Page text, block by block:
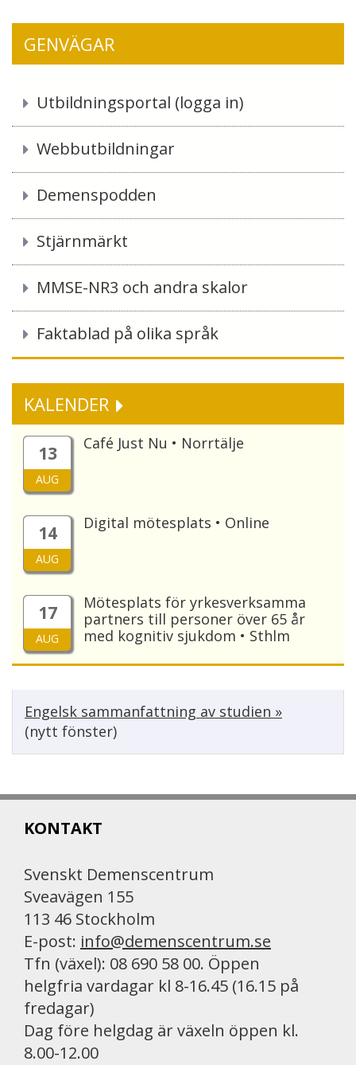
GENVÄGAR
Utbildningsportal (logga in)
Webbutbildningar
Demenspodden
Stjärnmärkt
MMSE-NR3 och andra skalor
Faktablad på olika språk
KALENDER
13
AUG
Café Just Nu • Norrtälje
14
AUG
Digital mötesplats • Online
17
AUG
Mötesplats för yrkesverksamma
partners till personer över 65 år
med kognitiv sjukdom • Sthlm
Engelsk sammanfattning av studien »
(nytt fönster)
KONTAKT
Svenskt Demenscentrum
Sveavägen 155
113 46 Stockholm
E-post: info@demenscentrum.se
Tfn (växel): 08 690 58 00. Öppen
helgfria vardagar kl 8-16.45 (16.15 på
fredagar)
Dag före helgdag är växeln öppen kl.
8.00-12.00